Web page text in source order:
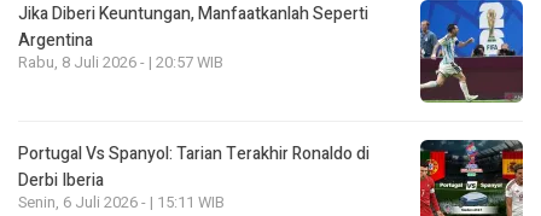
Jika Diberi Keuntungan, Manfaatkanlah Seperti
Argentina
Rabu, 8 Juli 2026 - | 20:57 WIB
Portugal Vs Spanyol: Tarian Terakhir Ronaldo di
Derbi Iberia
Senin, 6 Juli 2026 - | 15:11 WIB